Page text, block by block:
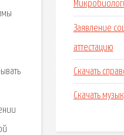
Заявление
аттестацию
Скачать
Скачать